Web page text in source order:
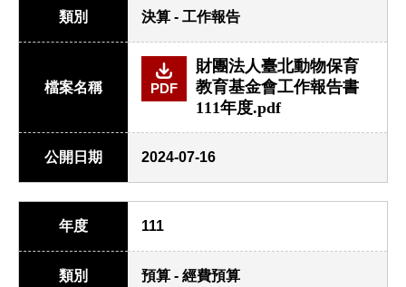
類別 決算 - 工作報告
檔案名稱 PDF
財團法人臺北動物保育
教育基金會工作報告書
111年度.pdf
公開日期 2024-07-16
年度 111
類別 預算 - 經費預算